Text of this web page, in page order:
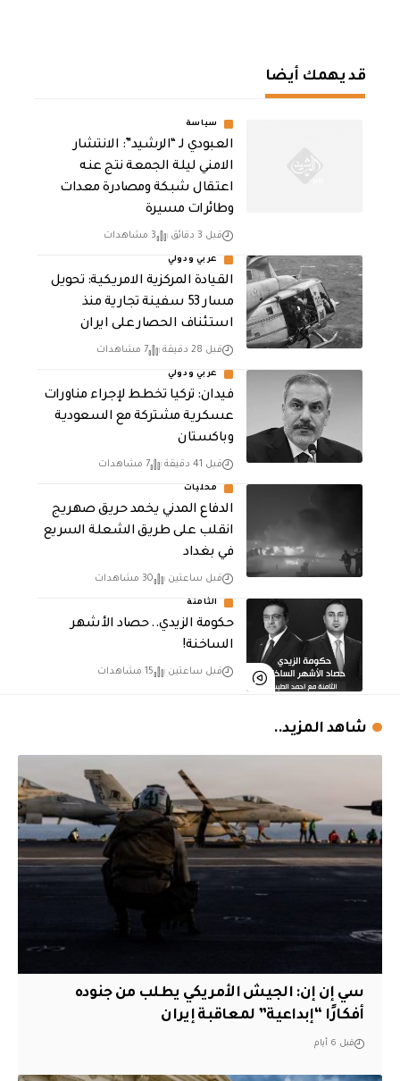
قد يهمك أيضا
سياسة
العبودي لـ “الرشيد”: الانتشار
الامني ليلة الجمعة نتج عنه
اعتقال شبكة ومصادرة معدات
وطائرات مسيرة
قبل 3 دقائق 3 مشاهدات
عربي ودولي
القيادة المركزية الامريكية: تحويل
مسار 53 سفينة تجارية منذ
استئناف الحصار على ايران
قبل 28 دقيقة 7 مشاهدات
عربي ودولي
فيدان: تركيا تخطط لإجراء مناورات
عسكرية مشتركة مع السعودية
وباكستان
قبل 41 دقيقة 7 مشاهدات
محليات
الدفاع المدني يخمد حريق صهريج
انقلب على طريق الشعلة السريع
في بغداد
قبل ساعتين 30 مشاهدات
الثامنة
حكومة الزيدي.. حصاد الأشهر
الساخنة!
قبل ساعتين 15 مشاهدات
شاهد المزيد..
سي إن إن: الجيش الأمريكي يطلب من جنوده
أفكارًا “إبداعية” لمعاقبة إيران
قبل 6 أيام